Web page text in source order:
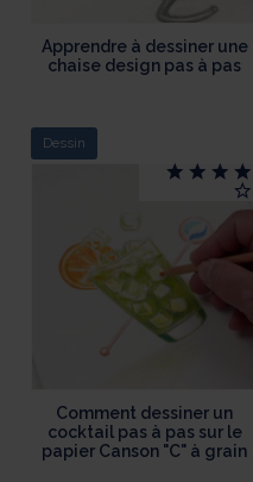
Apprendre à dessiner une
chaise design pas à pas
Dessin
Comment dessiner un
cocktail pas à pas sur le
papier Canson "C" à grain